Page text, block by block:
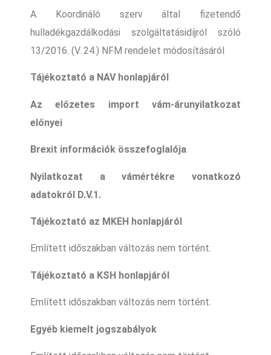
A Koordináló szerv által fizetendő
hulladékgazdálkodási szolgáltatásidíjról szóló
13/2016. (V. 24.) NFM rendelet módosításáról
Tájékoztató a NAV honlapjáról
Az előzetes import vám-árunyilatkozat
előnyei
Brexit információk összefoglalója
Nyilatkozat a vámértékre vonatkozó
adatokról D.V.1.
Tájékoztató az MKEH honlapjáról
Említett időszakban változás nem történt.
Tájékoztató a KSH honlapjáról
Említett időszakban változás nem történt.
Egyéb kiemelt jogszabályok